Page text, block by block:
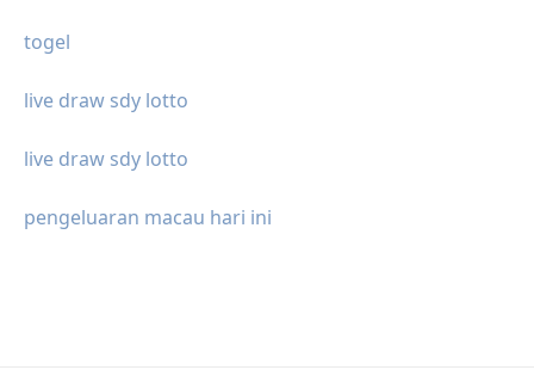
togel
live draw sdy lotto
live draw sdy lotto
pengeluaran macau hari ini